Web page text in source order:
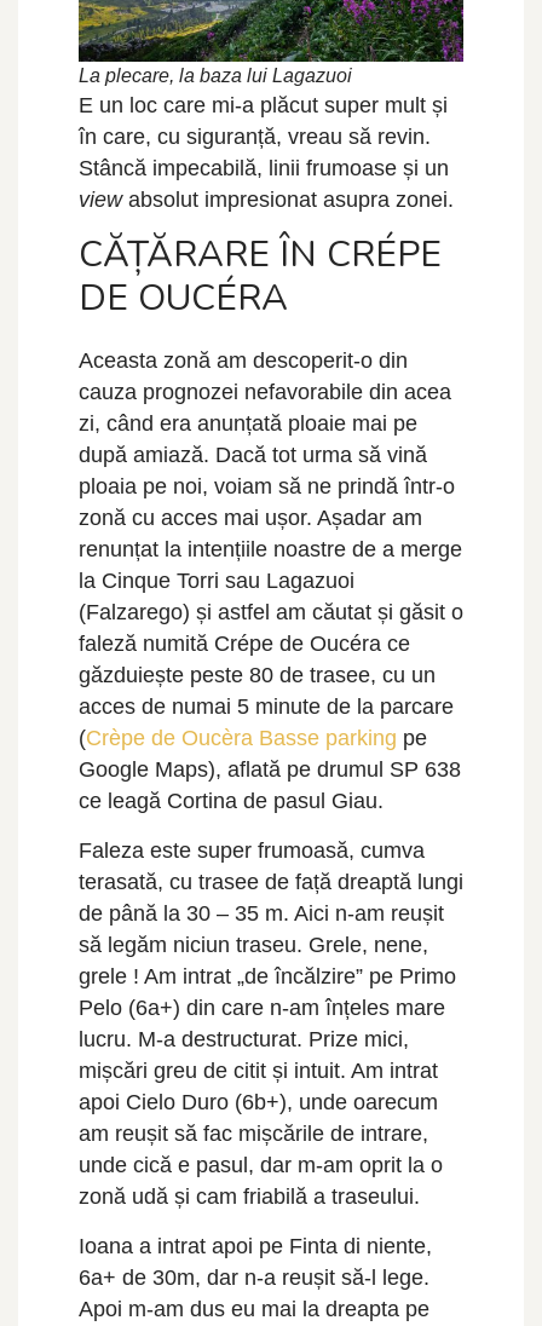
La plecare, la baza lui Lagazuoi
E un loc care mi-a plăcut super mult și
în care, cu siguranță, vreau să revin.
Stâncă impecabilă, linii frumoase și un
viewabsolut impresionat asupra zonei.
CĂȚĂRARE ÎN CRÉPE
DE OUCÉRA
Aceasta zonă am descoperit-o din
cauza prognozei nefavorabile din acea
zi, când era anunțată ploaie mai pe
după amiază. Dacă tot urma să vină
ploaia pe noi, voiam să ne prindă într-o
zonă cu acces mai ușor. Așadar am
renunțat la intențiile noastre de a merge
la Cinque Torri sau Lagazuoi
(Falzarego) și astfel am căutat și găsit o
faleză numită Crépe de Oucéra ce
găzduiește peste 80 de trasee, cu un
acces de numai 5 minute de la parcare
(Crèpe de Oucèra Basse parking pe
Google Maps), aflată pe drumul SP 638
ce leagă Cortina de pasul Giau.
Faleza este super frumoasă, cumva
terasată, cu trasee de față dreaptă lungi
de până la 30 – 35 m. Aici n-am reușit
să legăm niciun traseu. Grele, nene,
grele ! Am intrat „de încălzire” pe Primo
Pelo (6a+) din care n-am înțeles mare
lucru. M-a destructurat. Prize mici,
mișcări greu de citit și intuit. Am intrat
apoi Cielo Duro (6b+), unde oarecum
am reușit să fac mișcările de intrare,
unde cică e pasul, dar m-am oprit la o
zonă udă și cam friabilă a traseului.
Ioana a intrat apoi pe Finta di niente,
6a+ de 30m, dar n-a reușit să-l lege.
Apoi m-am dus eu mai la dreapta pe